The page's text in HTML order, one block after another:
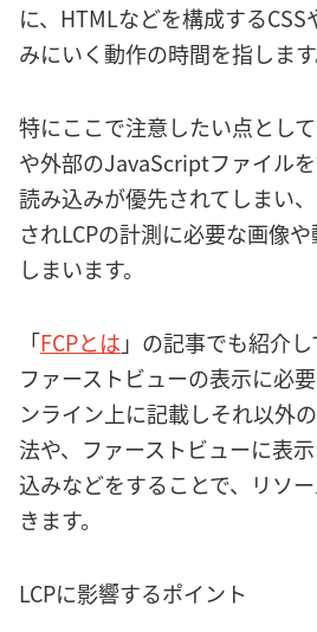
に、HTMLなどを構成する
みにいく動作の時間を指します
特にここで注意したい点とし
や外部のJavaScriptファイル
読み込みが優先されてしまい
されLCPの計測に必要な画像
しまいます。
「FCPとは 」の記事でも紹介
ファーストビューの表示に必
ンライン上に記載しそれ以外
法や、ファーストビューに表
込みなどをすることで、リソ
きます。
LCPに影響するポイント